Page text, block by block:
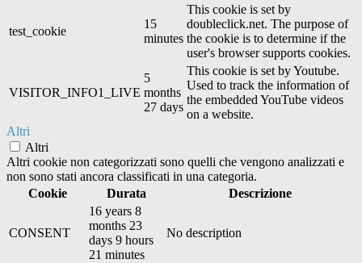
test_cookie
15
minutes
This cookie is set by
doubleclick.net. The purpose of
the cookie is to determine if the
user's browser supports cookies.
VISITOR_INFO1_LIVE
5
months
27 days
This cookie is set by Youtube.
Used to track the information of
the embedded YouTube videos
on a website.
Altri
Altri
Altri cookie non categorizzati sono quelli che vengono analizzati e
non sono stati ancora classificati in una categoria.
Cookie
Durata Descrizione
CONSENT
16 years 8
months 23
days 9 hours
21 minutes
No description